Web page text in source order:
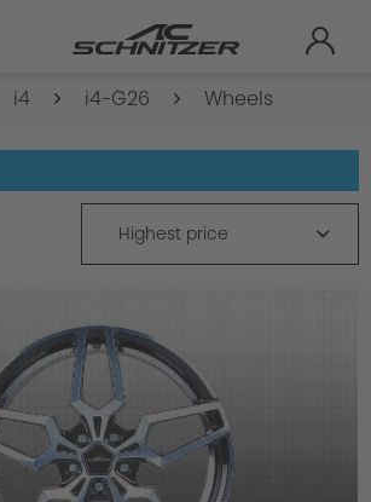
i4 i4-G26 Wheels
Highest price